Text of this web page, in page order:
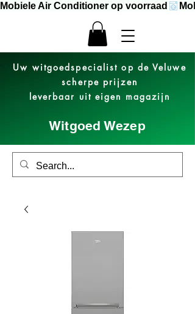
Uw witgoedspecialist op de Veluwe
scherpe prijzen
leverbaar uit eigen magazijn
Witgoed Wezep
Mobiele Air Conditioner op voorraad